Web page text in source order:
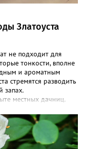
Златоуста
не подходит для
тонкости, вполне
и ароматным
стремятся разводить
запах.
местных дачниц.
хозяйка частного
забора, потому что
год растет и
и до них